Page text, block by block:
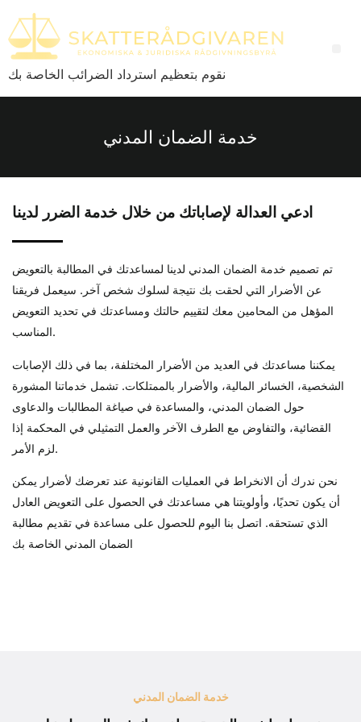
نقوم بتعظيم استرداد الضرائب الخاصة بك
خدمة الضمان المدني
ادعي العدالة لإصاباتك من خلال خدمة الضرر لدينا
تم تصميم خدمة الضمان المدني لدينا لمساعدتك في المطالبة بالتعويض
عن الأضرار التي لحقت بك نتيجة لسلوك شخص آخر. سيعمل فريقنا
المؤهل من المحامين معك لتقييم حالتك ومساعدتك في تحديد التعويض
المناسب.
يمكننا مساعدتك في العديد من الأضرار المختلفة، بما في ذلك الإصابات
الشخصية، الخسائر المالية، والأضرار بالممتلكات. تشمل خدماتنا المشورة
حول الضمان المدني، والمساعدة في صياغة المطالبات والدعاوى
القضائية، والتفاوض مع الطرف الآخر والعمل التمثيلي في المحكمة إذا
لزم الأمر.
نحن ندرك أن الانخراط في العمليات القانونية عند تعرضك لأضرار يمكن
أن يكون تحديًا، وأولويتنا هي مساعدتك في الحصول على التعويض العادل
الذي تستحقه. اتصل بنا اليوم للحصول على مساعدة في تقديم مطالبة
الضمان المدني الخاصة بك
خدمة الضمان المدني